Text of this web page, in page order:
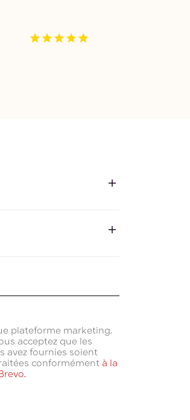
3 minutes.
plateforme marketing.
acceptez que les
avez fournies soient
conformément à la